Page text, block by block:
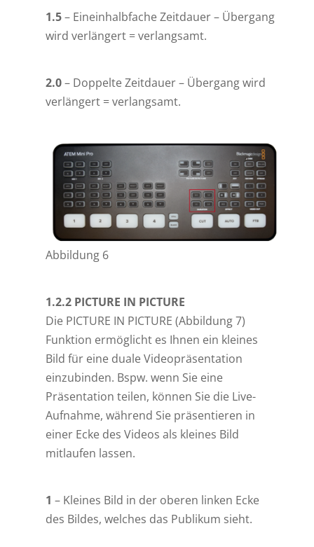
1.5– Eineinhalbfache Zeitdauer – Übergang
wird verlängert = verlangsamt.
2.0– Doppelte Zeitdauer – Übergang wird
verlängert = verlangsamt.
Abbildung 6
1.2.2 PICTURE IN PICTURE
Die PICTURE IN PICTURE (Abbildung 7)
Funktion ermöglicht es Ihnen ein kleines
Bild für eine duale Videopräsentation
einzubinden. Bspw. wenn Sie eine
Präsentation teilen, können Sie die Live-
Aufnahme, während Sie präsentieren in
einer Ecke des Videos als kleines Bild
mitlaufen lassen.
1 – Kleines Bild in der oberen linken Ecke
des Bildes, welches das Publikum sieht.